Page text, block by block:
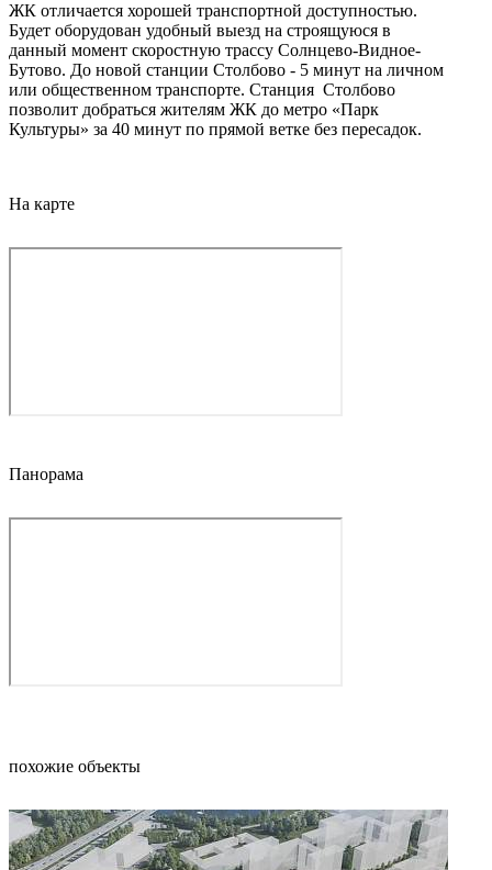
ЖК отличается хорошей транспортной доступностью.
Будет оборудован удобный выезд на строящуюся в
данный момент скоростную трассу Солнцево-Видное-
Бутово. До новой станции Столбово - 5 минут на личном
или общественном транспорте. Cтанция Столбово
позволит добраться жителям ЖК до метро «Парк
Культуры» за 40 минут по прямой ветке без пересадок.
На карте
Панорама
похожие объекты